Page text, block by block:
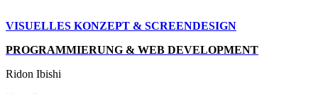
VISUELLES KONZEPT & SCREENDESIGN
PROGRAMMIERUNG & WEB DEVELOPMENT
Ridon Ibishi